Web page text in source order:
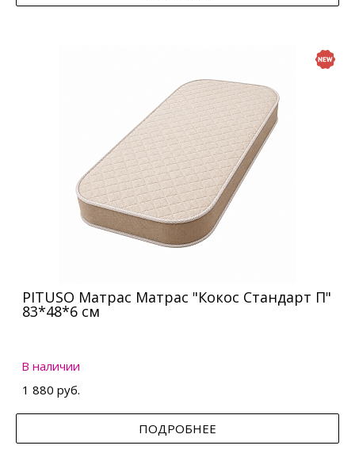
PITUSO Матрас Матрас "Кокос Стандарт П"
83*48*6 см
В наличии
1 880 руб.
ПОДРОБНЕЕ